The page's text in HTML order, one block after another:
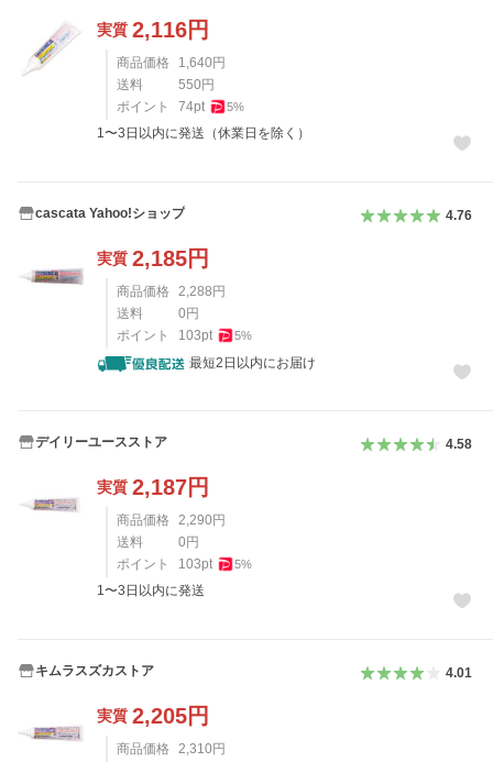
実質 2,116円
商品価格 1,640 円
送料
550 円
ポイント
74pt 5%
1〜3日以内に発送（休業日を除く）
cascata Yahoo!ショップ 4.76
実質 2,185円
商品価格 2,288 円
送料
0 円
ポイント
103pt 5%
最短2日以内にお届け
デイリーユースストア 4.58
実質 2,187円
商品価格 2,290 円
送料
0 円
ポイント
103pt 5%
1〜3日以内に発送
キムラスズカストア 4.01
実質 2,205円
商品価格 2,310 円